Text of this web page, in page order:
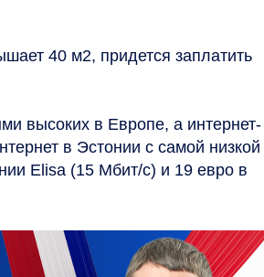
40 м2, придется заплатить
высоких в Европе, а интернет-
в Эстонии с самой низкой
Elisa (15 Мбит/с) и 19 евро в